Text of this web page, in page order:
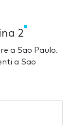
2
a Sao Paulo.
a Sao